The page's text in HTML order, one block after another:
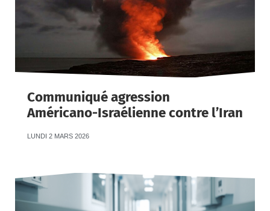
Communiqué agression
Américano-Israélienne contre l’Iran
LUNDI 2 MARS 2026